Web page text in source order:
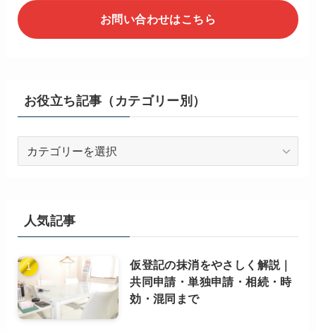
お問い合わせはこちら
お役立ち記事（カテゴリー別）
テ
ゴ
リ
ー
人気記事
仮登記の抹消をやさしく解説｜
共同申請・単独申請・相続・時
効・混同まで